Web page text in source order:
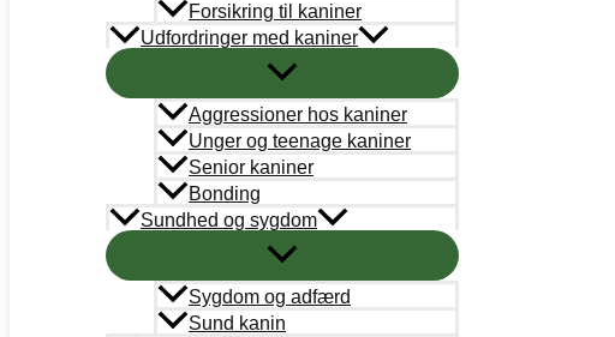
Forsikring til kaniner
Udfordringer med kaniner
Aggressioner hos kaniner
Unger og teenage kaniner
Senior kaniner
Bonding
Sundhed og sygdom
Sygdom og adfærd
Sund kanin
Læringsportal
Kaninregister
Bliv medlem
Handelsbetingelser
Abonnementsbetingelser